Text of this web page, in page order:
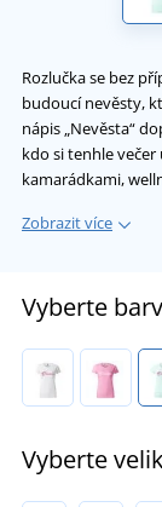
Rozlučka se bez
budoucí nevěsty,
nápis „Nevěsta“
kdo si tenhle večer
kamarádkami,
Zobrazit více
Vyberte
Vyberte